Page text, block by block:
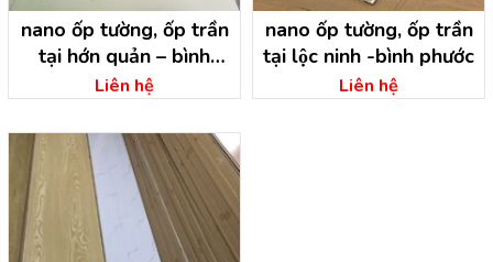
nano ốp tường, ốp trần
tại hớn quản – bình
phước
Liên hệ
nano ốp tường, ốp trần
tại lộc ninh -bình phước
Liên hệ